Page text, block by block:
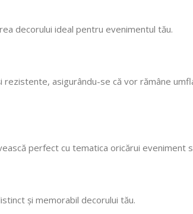
decorului ideal pentru evenimentul tău.
asigurându-se că vor rămâne
perfect cu tematica oricărui eveniment
și memorabil decorului tău.